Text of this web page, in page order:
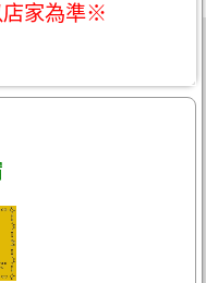
店家為準※